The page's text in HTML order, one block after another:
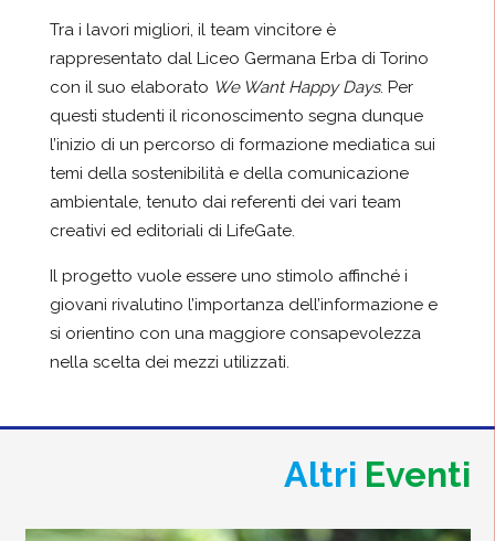
Tra i lavori migliori, il team vincitore è
rappresentato dal Liceo Germana Erba di Torino
con il suo elaborato We Want HappyDays. Per
questi studenti il riconoscimento segna dunque
l’inizio di un percorso di formazione mediatica sui
temi della sostenibilità e della comunicazione
ambientale, tenuto dai referenti dei vari team
creativi ed editoriali di LifeGate.
Il progetto vuole essere uno stimolo affinché i
giovani rivalutino l’importanza dell’informazione e
si orientino con una maggiore consapevolezza
nella scelta dei mezzi utilizzati.
Altri Eventi